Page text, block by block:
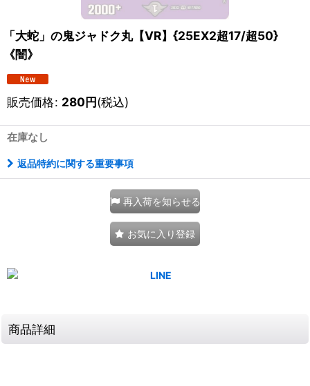
「大蛇」の鬼ジャドク丸【VR】{25EX2超17/超50}
《闇》
販売価格: 280円(税込)
在庫なし
返品特約に関する重要事項
再入荷を知らせる
お気に入り登録
商品詳細